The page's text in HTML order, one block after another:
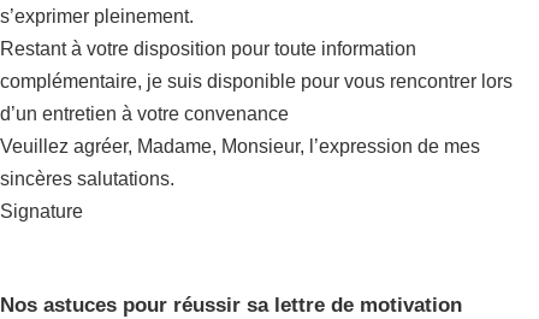
s’exprimer pleinement.
Restant à votre disposition pour toute information
complémentaire, je suis disponible pour vous rencontrer lors
d’un entretien à votre convenance
Veuillez agréer, Madame, Monsieur, l’expression de mes
sincères salutations.
Signature
Nos astuces pour réussir sa lettre de motivation